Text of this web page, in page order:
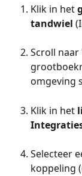
Klik in het
tandwiel
Scroll naar
omgeving
Klik in het
Selecteer
koppeling